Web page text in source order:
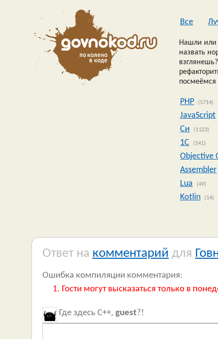
Все
Нашли или
назвать
посмеёмся
PHP (5714)
JavaScript
Си
(1123)
1C (541)
Objective
Assembler
Lua
(49)
Kotlin (14)
Ответ на комментарий для
Ошибка компиляции комментария:
Гости могут высказаться только в
Где здесь C++, guest?!